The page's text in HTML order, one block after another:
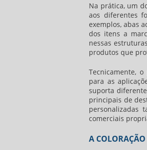
Na prática, um
aos diferentes
exemplos, abas
dos itens a
nessas
produtos que
Tecnicamente,
para as
suporta
principais de
personalizadas
comerciais
A